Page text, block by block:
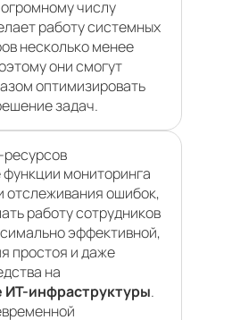
числу
работу системных
несколько менее
они смогут
оптимизировать
задач.
мониторинга
отслеживания ошибок,
работу сотрудников
эффективной,
простоя и даже
на
ИТ-инфраструктуры.